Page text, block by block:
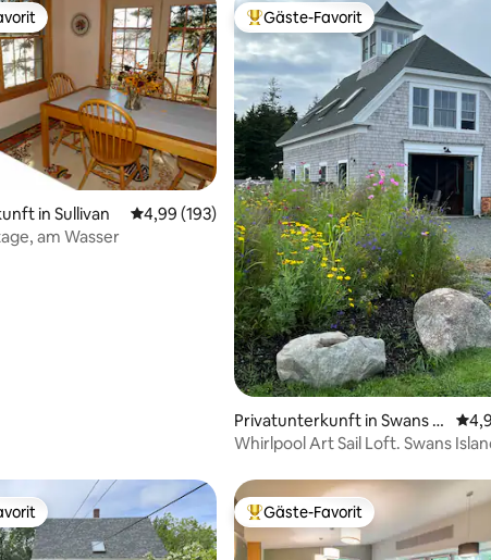
4,97 von 5, 129 Bewertungen
Favorit.
in Sullivan Durchschnittliche Bewertung: 4,99 von 5, 193
4,99 (193)
am Wasser
Beliebter Gäste-Favorit.
Gäste-Favorit
Privatunterkunft in Swans Isl
and
Whirlpool Art Sail Loft. Swans
Favorit. Beliebter Gäste-Favorit.
Gäste-Favorit